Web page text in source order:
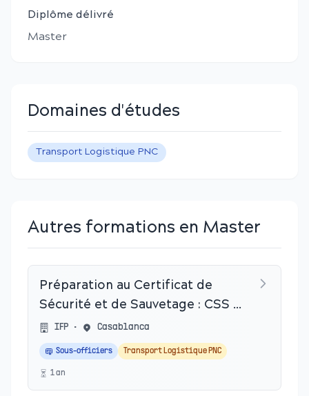
Diplôme délivré
Master
Domaines d'études
Transport Logistique PNC
Autres formations en Master
Préparation au Certificat de
Sécurité et de Sauvetage : CSS &
STCW
IFP • Casablanca
Sous-officiers Transport Logistique PNC
1an